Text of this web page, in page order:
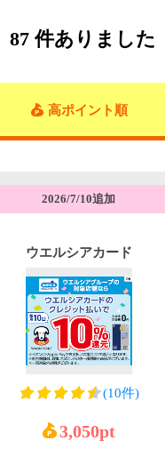
87 件ありました
高ポイント順
2026/7/10追加
ウエルシアカード
(10件)
3,050pt